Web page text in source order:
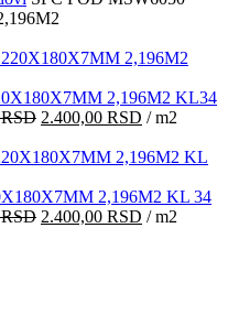
2,196M2 KL34
RSD Originalna
je
3.200,00 RSD.
2.400,00 RSD Trenutna
je:
/ m2
2,196M2 KL 34
RSD Originalna
2.400,00 RSD Trenutna
/ m2